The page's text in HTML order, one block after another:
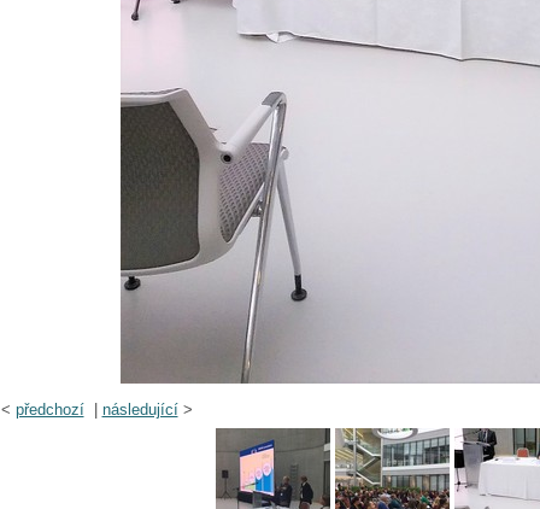
< předchozí| následující>